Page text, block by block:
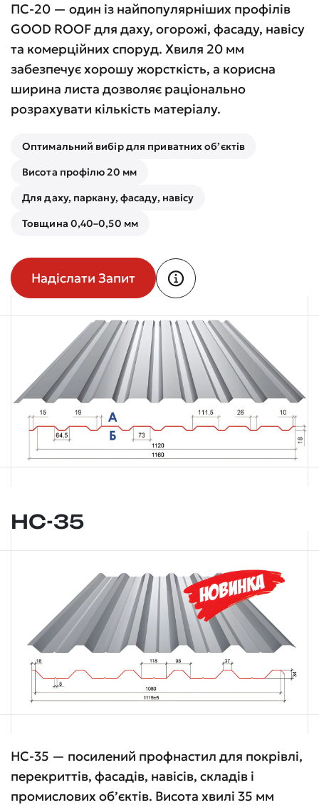
ПС-20 — один із найпопулярніших профілів
GOOD ROOF для даху, огорожі, фасаду, навісу
та комерційних споруд. Хвиля 20 мм
забезпечує хорошу жорсткість, а корисна
ширина листа дозволяє раціонально
розрахувати кількість матеріалу.
Оптимальний вибір для приватних об’єктів
Висота профілю 20 мм
Для даху, паркану, фасаду, навісу
Товщина 0,40–0,50 мм
Надіслати Запит
НС-35
НС-35 — посилений профнастил для покрівлі,
перекриттів, фасадів, навісів, складів і
промислових об’єктів. Висота хвилі 35 мм